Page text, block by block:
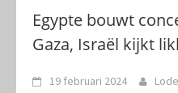
Egypte bouwt
Gaza, Israël kijkt
19 februari 2024